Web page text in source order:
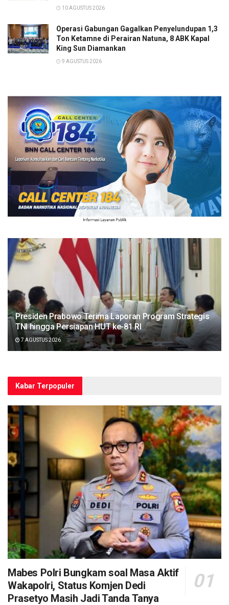
10 AGUSTUS 2026
Operasi Gabungan Gagalkan Penyelundupan 1,3
Ton Ketamne di Perairan Natuna, 8 ABK Kapal
King Sun Diamankan
9 AGUSTUS 2026
Presiden Prabowo Terima Laporan Program Strategis
TNI hingga Persiapan HUT ke-81 RI
7 AGUSTUS 2026
Kabar Terpopuler
Mabes Polri Bungkam soal Masa Aktif
Wakapolri, Status Komjen Dedi
Prasetyo Masih Jadi Tanda Tanya